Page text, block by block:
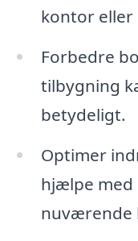
kontor eller
Forbedre
tilbygning
betydeligt.
Optimer
hjælpe med
nuværende